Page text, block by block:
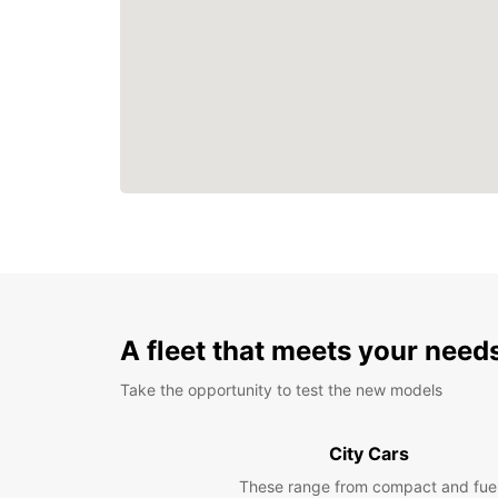
A fleet that meets your
Take the opportunity to test the new models
City Cars
These range from compact and